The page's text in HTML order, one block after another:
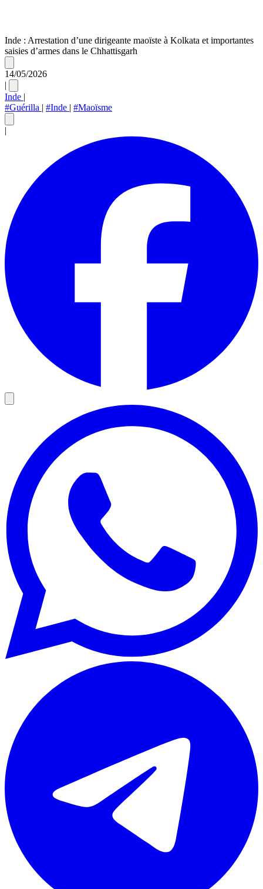
Inde : Arrestation d’une dirigeante maoïste à Kolkata et importantes
saisies d’armes dans le Chhattisgarh
14/05/2026
|
Inde |
#Guérilla | #Inde | #Maoïsme
|